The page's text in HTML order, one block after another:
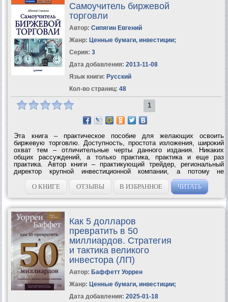
Самоучитель биржевой
торговли
Автор: Сипягин Евгений
Жанр: Ценные бумаги, инвестиции;
Серия: 3
Дата добавления: 2013-11-08
Язык книги: Русский
Кол-во страниц: 48
1
Эта книга – практическое пособие для желающих освоить
биржевую торговлю. Доступность, простота изложения, широкий
охват тем – отличительные черты данного издания. Никаких
общих рассуждений, а только практика, практика и еще раз
практика. Автор книги – практикующий трейдер, региональный
директор крупной инвестиционной компании, а потому не
понаслышке знает о проблемах и трудностях, с которыми
придется столкнуться каждому, кто...
О КНИГЕ ОТЗЫВЫ В ИЗБРАННОЕ ЧИТАТЬ
Как 5 долларов
превратить в 50
миллиардов. Стратегия
и тактика великого
инвестора (ЛП)
Автор: Баффетт Уоррен
Жанр: Ценные бумаги, инвестиции;
Дата добавления: 2025-01-18